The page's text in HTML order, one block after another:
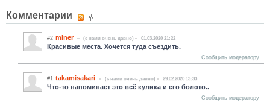
Комментарии
#2 miner (c нами очень давно) 01.03.2020 21:22
Красивые места. Хочется туда съездить.
Сообщить модератору
#1 takamisakari (c нами очень давно) 29.02.2020 13:33
Что-то напоминает это всё кулика и его болото..
Сообщить модератору